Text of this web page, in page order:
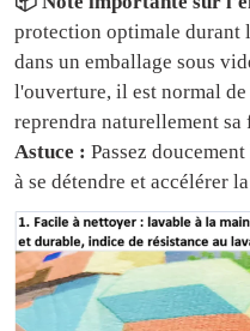
protection optimale durant
dans un emballage sous
l'ouverture, il est normal
reprendra naturellement sa
Astuce : Passez
à se détendre et accélérer